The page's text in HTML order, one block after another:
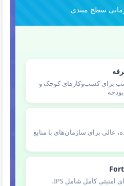
سطح مبتدی
برای کسب‌وکارهای کوچک و
عالی برای سازمان‌های با منابع
دسترسی به ویژگی‌های امنیتی کامل شامل IPS،